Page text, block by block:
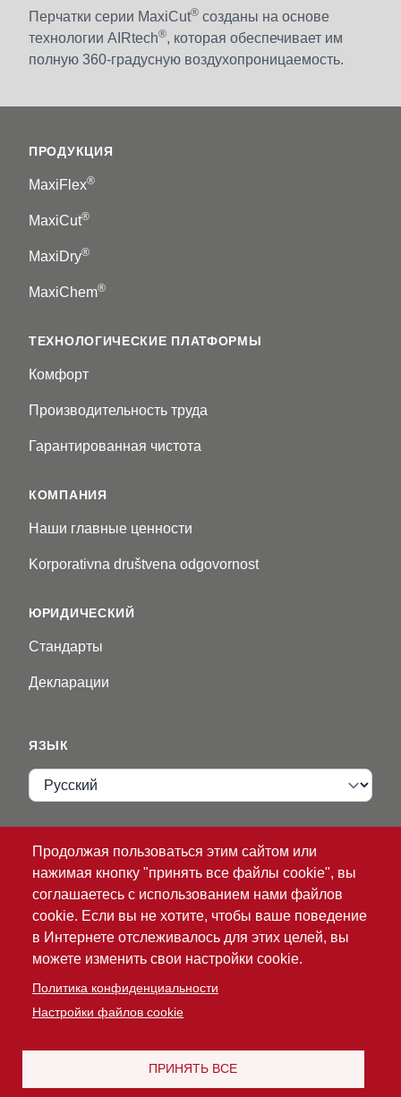
Перчатки серии MaxiCut® созданы на основе
технологии AIRtech®, которая обеспечивает им
полную 360-градусную воздухопроницаемость.
ПРОДУКЦИЯ
MaxiFlex®
MaxiCut®
MaxiDry®
MaxiChem®
ТЕХНОЛОГИЧЕСКИЕ ПЛАТФОРМЫ
Комфорт
Производительность труда
Гарантированная чистота
КОМПАНИЯ
Наши главные ценности
Korporativna društvena odgovornost
ЮРИДИЧЕСКИЙ
Стандарты
Декларации
Продолжая пользоваться этим сайтом или
нажимая кнопку "принять все файлы cookie", вы
соглашаетесь с использованием нами файлов
cookie. Если вы не хотите, чтобы ваше поведение
в Интернете отслеживалось для этих целей, вы
можете изменить свои настройки cookie.
Политика конфиденциальности
Настройки файлов cookie
ПРИНЯТЬ ВСЕ
ЯЗЫК
Язык
Имя пользователя
© 2026 ATG®Intelligent Glove Solutions. Все права
Ограничение